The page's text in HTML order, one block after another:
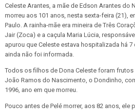
Celeste Arantes, a mãe de Edson Arantes do
morreu aos 101 anos, nesta sexta-feira (21),
Paulo. A rainha-mãe era mineira de Três
Jair (Zoca) e a caçula Maria Lúcia,
apurou que Celeste estava hospitalizada há
ainda não foi informada.
Todos os filhos de Dona Celeste foram
João Ramos do Nascimento, o Dondinho,
1996, ano em que morreu.
Pouco antes de Pelé morrer, aos 82 anos, ele